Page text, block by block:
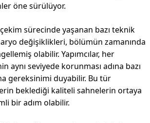
öne sürülüyor.
sürecinde yaşanan bazı teknik
değişiklikleri, bölümün zamanında
olabilir. Yapımcılar, her
aynı seviyede korunması adına bazı
gereksinimi duyabilir. Bu tür
beklediği kaliteli sahnelerin ortaya
bir adım olabilir.